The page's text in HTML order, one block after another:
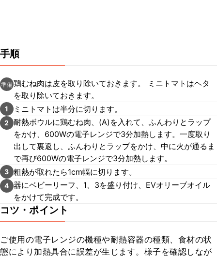
手順
準備鶏むね肉は皮を取り除いておきます。 ミニトマトはヘタ
を取り除いておきます。
1 ミニトマトは半分に切ります。
2
耐熱ボウルに鶏むね肉、(A)を入れて、ふんわりとラップ
をかけ、600Wの電子レンジで3分加熱します。一度取り
出して裏返し、ふんわりとラップをかけ、中に火が通るま
で再び600Wの電子レンジで3分加熱します。
3 粗熱が取れたら1cm幅に切ります。
4 器にベビーリーフ、1、3を盛り付け、EVオリーブオイル
をかけて完成です。
コツ・ポイント
ご使用の電子レンジの機種や耐熱容器の種類、食材の状
態により加熱具合に誤差が生じます。様子を確認しなが